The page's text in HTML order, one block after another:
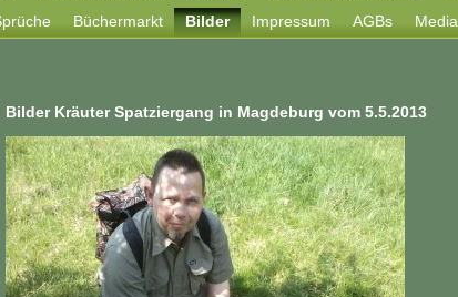
Büchermarkt Bilder Impressum AGBs Media
Bilder Kräuter Spatziergang in Magdeburg vom 5.5.2013